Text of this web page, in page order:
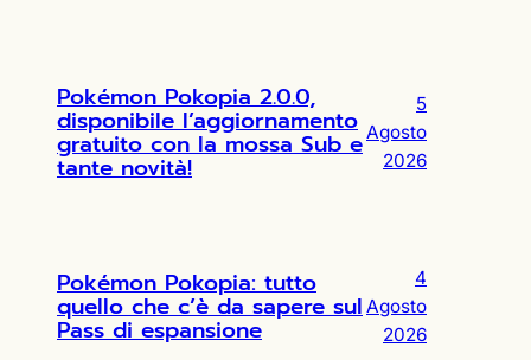
Pokémon Pokopia 2.0.0,
disponibile l’aggiornamento
gratuito con la mossa Sub e
tante novità!
5
Agosto
2026
Pokémon Pokopia: tutto
quello che c’è da sapere sul
Pass di espansione
4
Agosto
2026